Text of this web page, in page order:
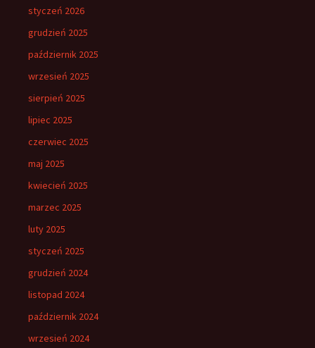
styczeń 2026
grudzień 2025
październik 2025
wrzesień 2025
sierpień 2025
lipiec 2025
czerwiec 2025
maj 2025
kwiecień 2025
marzec 2025
luty 2025
styczeń 2025
grudzień 2024
listopad 2024
październik 2024
wrzesień 2024